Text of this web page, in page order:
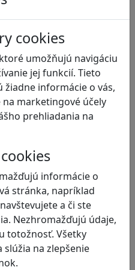
cookies
umožňujú navigáciu
jej funkcií. Tieto
informácie o vás,
marketingové účely
prehliadania na
informácie o
stránka, napríklad
a či ste
Nezhromažďujú údaje,
totožnosť. Všetky
na zlepšenie